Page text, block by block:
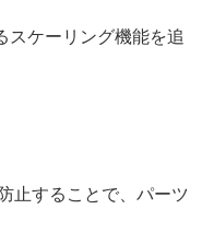
スケーリング機能を追
止することで、パーツ